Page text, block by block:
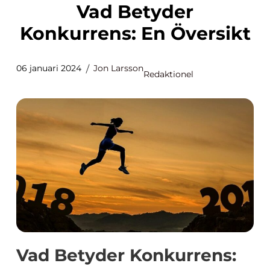
Vad Betyder
Konkurrens: En Översikt
06 januari 2024 Jon Larsson
Redaktionel
Vad Betyder Konkurrens: